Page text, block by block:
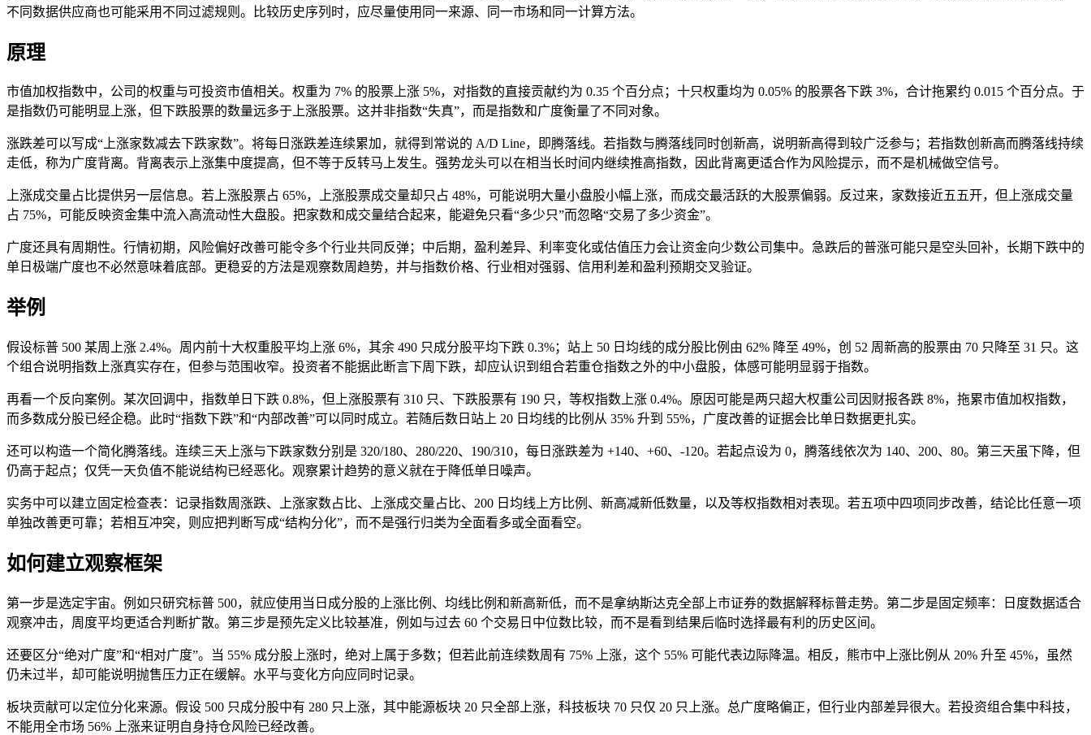
不同数据供应商也可能采用不同过滤规则。比较历史序列时，应尽量使用同一来源、同一市场和同一计算方法。
原理
市值加权指数中，公司的权重与可投资市值相关。权重为 7% 的股票上涨 5%，对指数的直接贡献约为 0.35 个百分点；十只权重均为 0.05% 的股票各下跌 3%，合计拖累约 0.015 个百分点。于
是指数仍可能明显上涨，但下跌股票的数量远多于上涨股票。这并非指数“失真”，而是指数和广度衡量了不同对象。
涨跌差可以写成“上涨家数减去下跌家数”。将每日涨跌差连续累加，就得到常说的 A/D Line，即腾落线。若指数与腾落线同时创新高，说明新高得到较广泛参与；若指数创新高而腾落线持续
走低，称为广度背离。背离表示上涨集中度提高，但不等于反转马上发生。强势龙头可以在相当长时间内继续推高指数，因此背离更适合作为风险提示，而不是机械做空信号。
上涨成交量占比提供另一层信息。若上涨股票占 65%，上涨股票成交量却只占 48%，可能说明大量小盘股小幅上涨，而成交最活跃的大股票偏弱。反过来，家数接近五五开，但上涨成交量
占 75%，可能反映资金集中流入高流动性大盘股。把家数和成交量结合起来，能避免只看“多少只”而忽略“交易了多少资金”。
广度还具有周期性。行情初期，风险偏好改善可能令多个行业共同反弹；中后期，盈利差异、利率变化或估值压力会让资金向少数公司集中。急跌后的普涨可能只是空头回补，长期下跌中的
单日极端广度也不必然意味着底部。更稳妥的方法是观察数周趋势，并与指数价格、行业相对强弱、信用利差和盈利预期交叉验证。
举例
假设标普 500 某周上涨 2.4%。周内前十大权重股平均上涨 6%，其余 490 只成分股平均下跌 0.3%；站上 50 日均线的成分股比例由 62% 降至 49%，创 52 周新高的股票由 70 只降至 31 只。这
个组合说明指数上涨真实存在，但参与范围收窄。投资者不能据此断言下周下跌，却应认识到组合若重仓指数之外的中小盘股，体感可能明显弱于指数。
再看一个反向案例。某次回调中，指数单日下跌 0.8%，但上涨股票有 310 只、下跌股票有 190 只，等权指数上涨 0.4%。原因可能是两只超大权重公司因财报各跌 8%，拖累市值加权指数，
而多数成分股已经企稳。此时“指数下跌”和“内部改善”可以同时成立。若随后数日站上 20 日均线的比例从 35% 升到 55%，广度改善的证据会比单日数据更扎实。
还可以构造一个简化腾落线。连续三天上涨与下跌家数分别是 320/180、280/220、190/310，每日涨跌差为 +140、+60、-120。若起点设为 0，腾落线依次为 140、200、80。第三天虽下降，但
仍高于起点；仅凭一天负值不能说结构已经恶化。观察累计趋势的意义就在于降低单日噪声。
实务中可以建立固定检查表：记录指数周涨跌、上涨家数占比、上涨成交量占比、200 日均线上方比例、新高减新低数量，以及等权指数相对表现。若五项中四项同步改善，结论比任意一项
单独改善更可靠；若相互冲突，则应把判断写成“结构分化”，而不是强行归类为全面看多或全面看空。
如何建立观察框架
第一步是选定宇宙。例如只研究标普 500，就应使用当日成分股的上涨比例、均线比例和新高新低，而不是拿纳斯达克全部上市证券的数据解释标普走势。第二步是固定频率：日度数据适合
观察冲击，周度平均更适合判断扩散。第三步是预先定义比较基准，例如与过去 60 个交易日中位数比较，而不是看到结果后临时选择最有利的历史区间。
还要区分“绝对广度”和“相对广度”。当 55% 成分股上涨时，绝对上属于多数；但若此前连续数周有 75% 上涨，这个 55% 可能代表边际降温。相反，熊市中上涨比例从 20% 升至 45%，虽然
仍未过半，却可能说明抛售压力正在缓解。水平与变化方向应同时记录。
板块贡献可以定位分化来源。假设 500 只成分股中有 280 只上涨，其中能源板块 20 只全部上涨，科技板块 70 只仅 20 只上涨。总广度略偏正，但行业内部差异很大。若投资组合集中科技，
不能用全市场 56% 上涨来证明自身持仓风险已经改善。